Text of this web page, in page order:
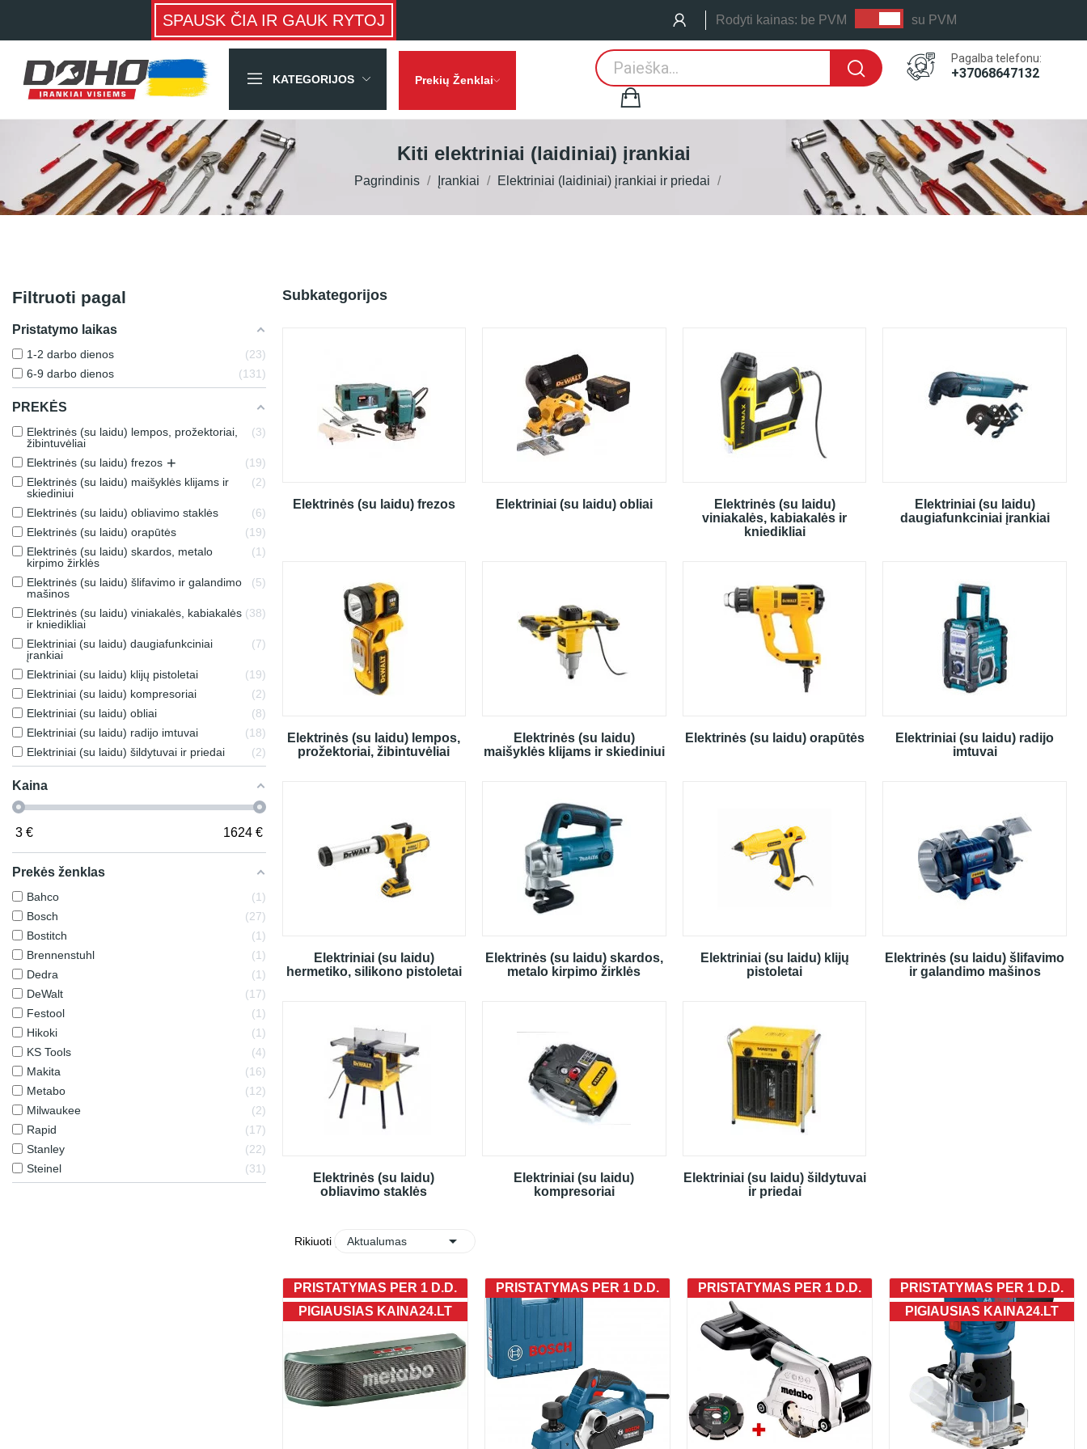
SPAUSK ČIA IR GAUK RYTOJ Rodyti kainas: be PVM su PVM
KATEGORIJOS Prekių Ženklai
Pagalba telefonu:
+37068647132
Kiti elektriniai (laidiniai) įrankiai
Pagrindinis Įrankiai Elektriniai (laidiniai) įrankiai ir priedai
Filtruoti pagal
Pristatymo laikas
1-2 darbo dienos
23
6-9 darbo dienos
131
PREKĖS
Elektrinės (su laidu) lempos, prožektoriai,
žibintuvėliai
3
Elektrinės (su laidu) frezos +
19
Elektrinės (su laidu) maišyklės klijams ir
skiediniui
2
Elektrinės (su laidu) obliavimo staklės
6
Elektrinės (su laidu) orapūtės
19
Elektrinės (su laidu) skardos, metalo
kirpimo žirklės
1
Elektrinės (su laidu) šlifavimo ir galandimo
mašinos
5
Elektrinės (su laidu) viniakalės, kabiakalės
ir kniedikliai
38
Elektriniai (su laidu) daugiafunkciniai
įrankiai
7
Elektriniai (su laidu) klijų pistoletai
19
Elektriniai (su laidu) kompresoriai
2
Elektriniai (su laidu) obliai
8
Elektriniai (su laidu) radijo imtuvai
18
Elektriniai (su laidu) šildytuvai ir priedai
2
Kaina
3 € 1624€
Prekės ženklas
Bahco
1
Bosch
27
Bostitch
1
Brennenstuhl
1
Dedra
1
DeWalt
17
Festool
1
Hikoki
1
KS Tools
4
Makita
16
Metabo
12
Milwaukee
2
Rapid
17
Stanley
22
Steinel
31
Subkategorijos
Elektrinės (su laidu) frezos Elektriniai (su laidu) obliai
Elektrinės (su laidu)
viniakalės, kabiakalės ir
kniedikliai
Elektriniai (su laidu)
daugiafunkciniai įrankiai
Elektrinės (su laidu) lempos,
prožektoriai, žibintuvėliai
Elektrinės (su laidu)
maišyklės klijams ir skiediniui
Elektrinės (su laidu) orapūtės
Elektriniai (su laidu) radijo
imtuvai
Elektriniai (su laidu)
hermetiko, silikono pistoletai
Elektrinės (su laidu) skardos,
metalo kirpimo žirklės
Elektriniai (su laidu) klijų
pistoletai
Elektrinės (su laidu) šlifavimo
ir galandimo mašinos
Elektrinės (su laidu)
obliavimo staklės
Elektriniai (su laidu)
kompresoriai
Elektriniai (su laidu) šildytuvai
ir priedai
Rikiuoti pagal:Aktualumas 
PIGIAUSIAS KAINA24.LT
PRISTATYMAS PER 1 D.D. PRISTATYMAS PER 1 D.D.
PRISTATYMAS PER 1 D.D.
PIGIAUSIAS KAINA24.LT
PRISTATYMAS PER 1 D.D.